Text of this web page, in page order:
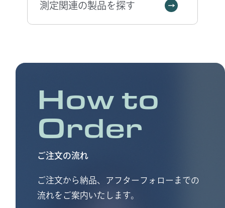
I-Scan システムでは、測定したデータを2Dや3Dで
クスポートすることでにより他のプログラムにも
測定関連の製品を探す
How to
Order
ご注文の流れ
ご注文から納品、アフターフォローまでの
流れをご案内いたします。